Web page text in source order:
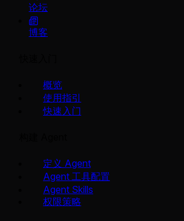
论坛
博客
概览
使用指引
快速入门
定义 Agent
Agent 工具配置
Agent Skills
权限策略